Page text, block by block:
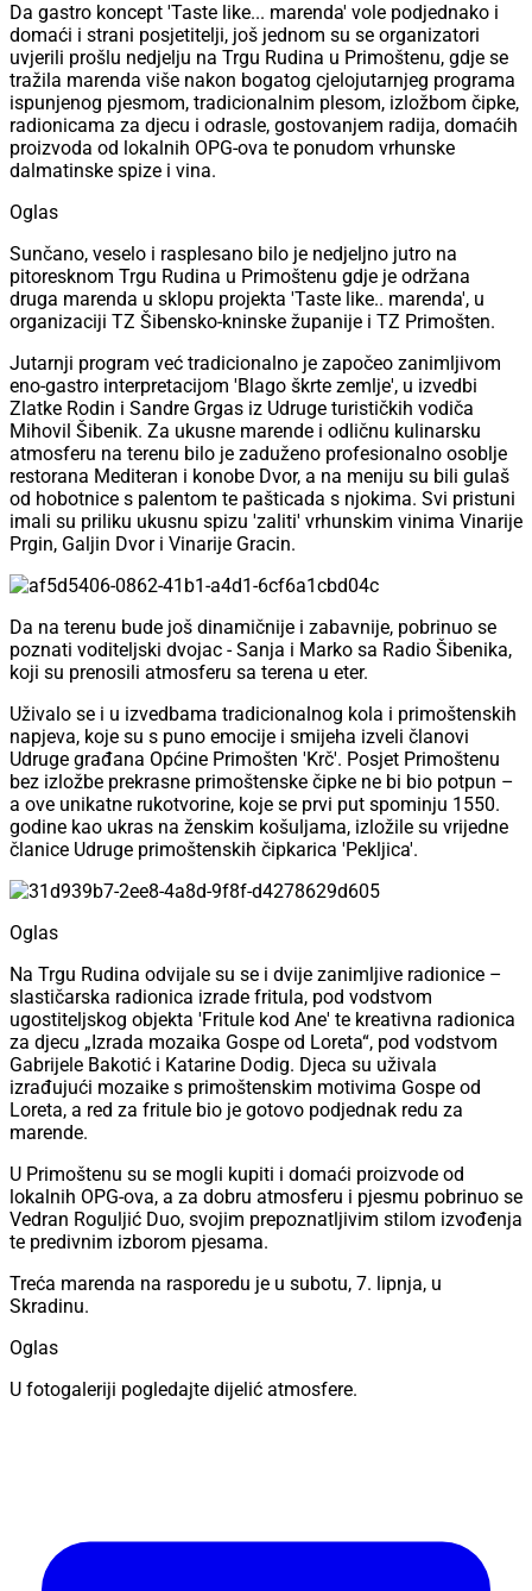
Da gastro koncept 'Taste like... marenda' vole podjednako i
domaći i strani posjetitelji, još jednom su se organizatori
uvjerili prošlu nedjelju na Trgu Rudina u Primoštenu, gdje se
tražila marenda više nakon bogatog cjelojutarnjeg programa
ispunjenog pjesmom, tradicionalnim plesom, izložbom čipke,
radionicama za djecu i odrasle, gostovanjem radija, domaćih
proizvoda od lokalnih OPG-ova te ponudom vrhunske
dalmatinske spize i vina.
Oglas
Sunčano, veselo i rasplesano bilo je nedjeljno jutro na
pitoresknom Trgu Rudina u Primoštenu gdje je održana
druga marenda u sklopu projekta 'Taste like.. marenda', u
organizaciji TZ Šibensko-kninske županije i TZ Primošten.
Jutarnji program već tradicionalno je započeo zanimljivom
eno-gastro interpretacijom 'Blago škrte zemlje', u izvedbi
Zlatke Rodin i Sandre Grgas iz Udruge turističkih vodiča
Mihovil Šibenik. Za ukusne marende i odličnu kulinarsku
atmosferu na terenu bilo je zaduženo profesionalno osoblje
restorana Mediteran i konobe Dvor, a na meniju su bili gulaš
od hobotnice s palentom te pašticada s njokima. Svi pristuni
imali su priliku ukusnu spizu 'zaliti' vrhunskim vinima Vinarije
Prgin, Galjin Dvor i Vinarije Gracin.
Da na terenu bude još dinamičnije i zabavnije, pobrinuo se
poznati voditeljski dvojac - Sanja i Marko sa Radio Šibenika,
koji su prenosili atmosferu sa terena u eter.
Uživalo se i u izvedbama tradicionalnog kola i primoštenskih
napjeva, koje su s puno emocije i smijeha izveli članovi
Udruge građana Općine Primošten 'Krč'. Posjet Primoštenu
bez izložbe prekrasne primoštenske čipke ne bi bio potpun –
a ove unikatne rukotvorine, koje se prvi put spominju 1550.
godine kao ukras na ženskim košuljama, izložile su vrijedne
članice Udruge primoštenskih čipkarica 'Pekljica'.
Oglas
Na Trgu Rudina odvijale su se i dvije zanimljive radionice –
slastičarska radionica izrade fritula, pod vodstvom
ugostiteljskog objekta 'Fritule kod Ane' te kreativna radionica
za djecu „Izrada mozaika Gospe od Loreta“, pod vodstvom
Gabrijele Bakotić i Katarine Dodig. Djeca su uživala
izrađujući mozaike s primoštenskim motivima Gospe od
Loreta, a red za fritule bio je gotovo podjednak redu za
marende.
U Primoštenu su se mogli kupiti i domaći proizvode od
lokalnih OPG-ova, a za dobru atmosferu i pjesmu pobrinuo se
Vedran Roguljić Duo, svojim prepoznatljivim stilom izvođenja
te predivnim izborom pjesama.
Treća marenda na rasporedu je u subotu, 7. lipnja, u
Skradinu.
Oglas
U fotogaleriji pogledajte dijelić atmosfere.